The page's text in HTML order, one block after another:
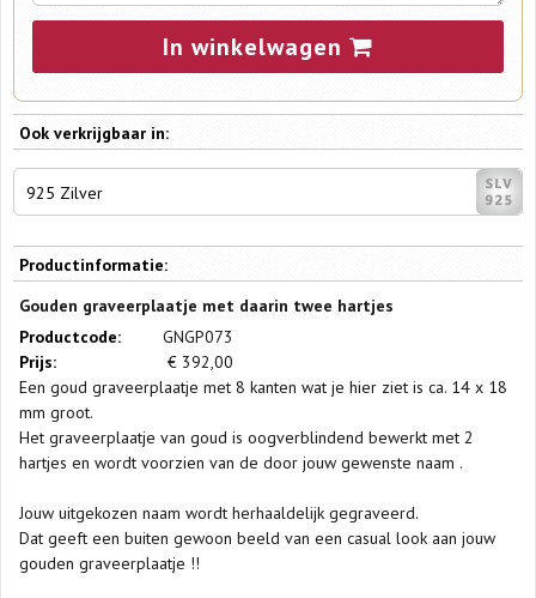
In winkelwagen
Ook verkrijgbaar in:
925 Zilver
Productinformatie:
Gouden graveerplaatje met daarin twee hartjes
Productcode:
GNGP073
Prijs:
€ 392,00
Een goud graveerplaatje met 8 kanten wat je hier ziet is ca. 14 x 18
mm groot.
Het graveerplaatje van goud is oogverblindend bewerkt met 2
hartjes en wordt voorzien van de door jouw gewenste naam .
Jouw uitgekozen naam wordt herhaaldelijk gegraveerd.
Dat geeft een buiten gewoon beeld van een casual look aan jouw
gouden graveerplaatje !!